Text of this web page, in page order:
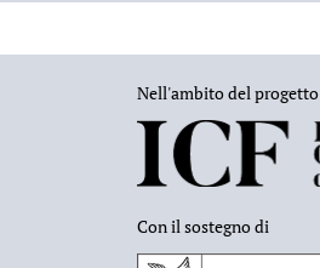
Nell'ambito del progetto
Con il sostegno di